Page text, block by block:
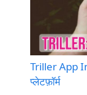
Triller App
प्लेटफ़ॉर्म